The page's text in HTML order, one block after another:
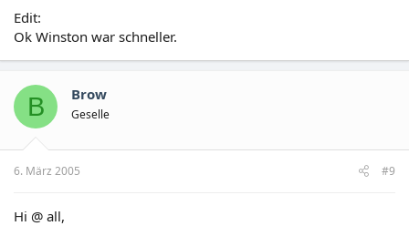
Edit:
Ok Winston war schneller.
B Brow
Geselle
6. März 2005 #9
Hi @ all,